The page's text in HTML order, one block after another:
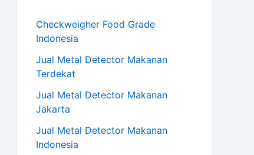
Checkweigher Food Grade
Indonesia
Jual Metal Detector Makanan
Terdekat
Jual Metal Detector Makanan
Jakarta
Jual Metal Detector Makanan
Indonesia